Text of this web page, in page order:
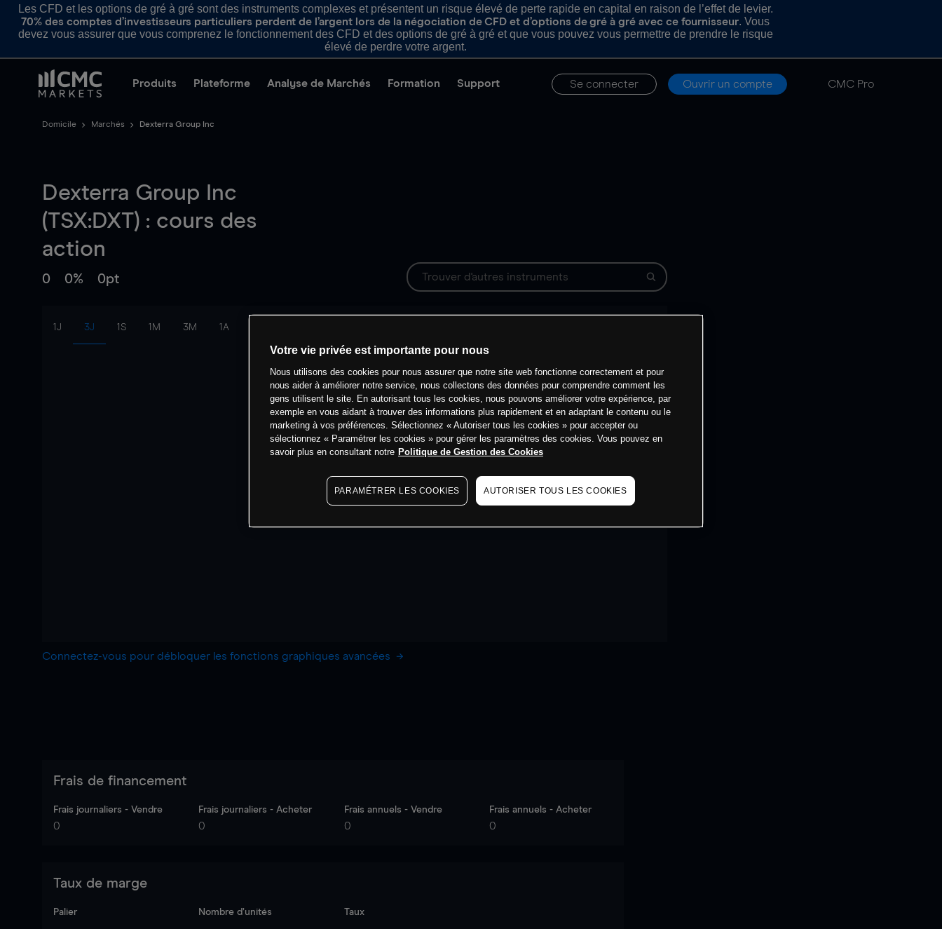
Les CFD et les options de gré à gré sont des instruments complexes et présentent un risque élevé de perte rapide en capital en raison de l’effet de levier.
70% des comptes d’investisseurs particuliers perdent de l’argent lors de la négociation de CFD et d’options de gré à gré avec ce fournisseur. Vous
devez vous assurer que vous comprenez le fonctionnement des CFD et des options de gré à gré et que vous pouvez vous permettre de prendre le risque
élevé de perdre votre argent.
Produits Plateforme Analyse de Marchés Formation Support Se connecter Ouvrir un compte CMC Pro
Domicile Marchés Dexterra Group Inc
Dexterra Group Inc
(TSX:DXT) : cours des
action
0 0% 0pt
1J 3J 1S 1M 3M 1A
Connectez-vous pour débloquer les fonctions graphiques avancées
Frais de financement
Frais journaliers - Vendre
0
Frais journaliers - Acheter
0
Frais annuels - Vendre
0
Frais annuels - Acheter
0
Taux de marge
Palier Nombre d’unités Taux
Votre vie privée est importante pour nous
Nous utilisons des cookies pour nous assurer que notre site web fonctionne correctement et pour
nous aider à améliorer notre service, nous collectons des données pour comprendre comment les
gens utilisent le site. En autorisant tous les cookies, nous pouvons améliorer votre expérience, par
exemple en vous aidant à trouver des informations plus rapidement et en adaptant le contenu ou le
marketing à vos préférences. Sélectionnez « Autoriser tous les cookies » pour accepter ou
sélectionnez « Paramétrer les cookies » pour gérer les paramètres des cookies. Vous pouvez en
savoir plus en consultant notre Politique de Gestion des Cookies
PARAMÉTRER LES COOKIES AUTORISER TOUS LES COOKIES